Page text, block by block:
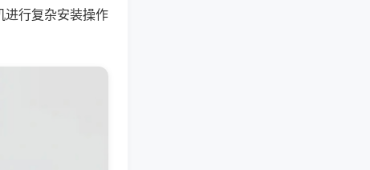
进行复杂安装操作